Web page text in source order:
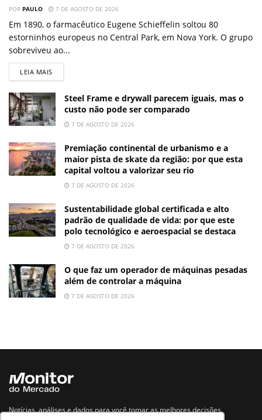
POR PAULO 7 DE AGOSTO DE 2026
Em 1890, o farmacêutico Eugene Schieffelin soltou 80
estorninhos europeus no Central Park, em Nova York. O grupo
sobreviveu ao...
LEIA MAIS
Steel Frame e drywall parecem iguais, mas o
custo não pode ser comparado
7 DE AGOSTO DE 2026
Premiação continental de urbanismo e a
maior pista de skate da região: por que esta
capital voltou a valorizar seu rio
7 DE AGOSTO DE 2026
Sustentabilidade global certificada e alto
padrão de qualidade de vida: por que este
polo tecnológico e aeroespacial se destaca
7 DE AGOSTO DE 2026
O que faz um operador de máquinas pesadas
além de controlar a máquina
7 DE AGOSTO DE 2026
Notícias, análises e dados para você tomar as melhores decisões.